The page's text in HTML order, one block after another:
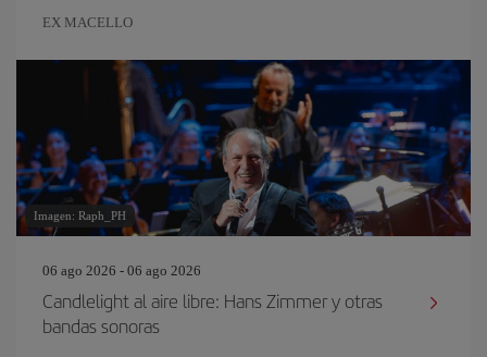
EX MACELLO
Imagen: Raph_PH
06 ago 2026 - 06 ago 2026
Candlelight al aire libre: Hans Zimmer y otras
bandas sonoras